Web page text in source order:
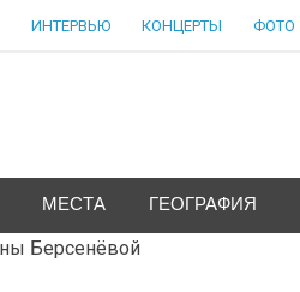
ИНТЕРВЬЮ КОНЦЕРТЫ ФОТО
МЕСТА ГЕОГРАФИЯ